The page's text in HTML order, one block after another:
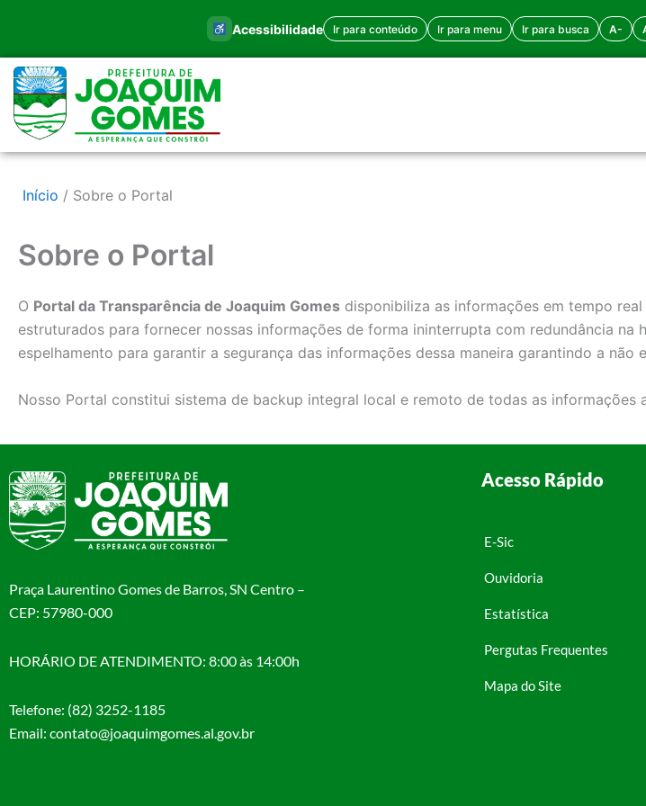
o
conteúdo
Acessibilidade Ir para conteúdo Ir para menu Ir para busca A-
Início Sobre o Portal
Sobre o Portal
O Portal da Transparência de Joaquim Gomes disponibiliza as informações em tempo
estruturados para fornecer nossas informações de forma ininterrupta com redundância na
espelhamento para garantir a segurança das informações dessa maneira garantindo a
Nosso Portal constitui sistema de backup integral local e remoto de todas as informações
Praça Laurentino Gomes de Barros, SN Centro –
CEP: 57980-000
HORÁRIO DE ATENDIMENTO: 8:00 às 14:00h
Telefone: (82) 3252-1185
Email: contato@joaquimgomes.al.gov.br
Acesso Rápido
E-Sic
Ouvidoria
Estatística
Pergutas Frequentes
Mapa do Site